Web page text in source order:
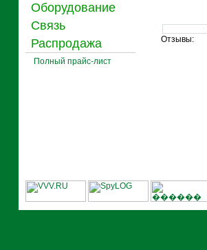
Оборудование
Связь
Распродажа
Полный прайс-лист
Отзывы: